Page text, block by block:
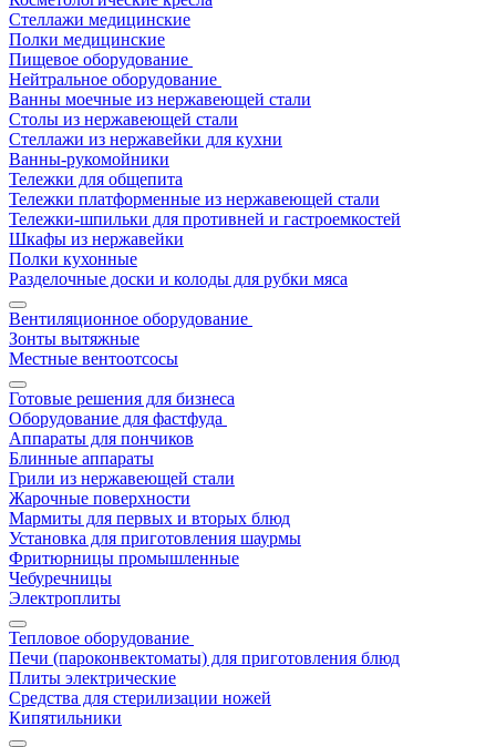
Стеллажи медицинские
Полки медицинские
Пищевое оборудование
Нейтральное оборудование
Ванны моечные из нержавеющей стали
Столы из нержавеющей стали
Стеллажи из нержавейки для кухни
Ванны-рукомойники
Тележки для общепита
Тележки платформенные из нержавеющей стали
Тележки-шпильки для противней и гастроемкостей
Шкафы из нержавейки
Полки кухонные
Разделочные доски и колоды для рубки мяса
Вентиляционное оборудование
Зонты вытяжные
Местные вентоотсосы
Готовые решения для бизнеса
Оборудование для фастфуда
Аппараты для пончиков
Блинные аппараты
Грили из нержавеющей стали
Жарочные поверхности
Мармиты для первых и вторых блюд
Установка для приготовления шаурмы
Фритюрницы промышленные
Чебуречницы
Электроплиты
Тепловое оборудование
Печи (пароконвектоматы) для приготовления блюд
Плиты электрические
Средства для стерилизации ножей
Кипятильники